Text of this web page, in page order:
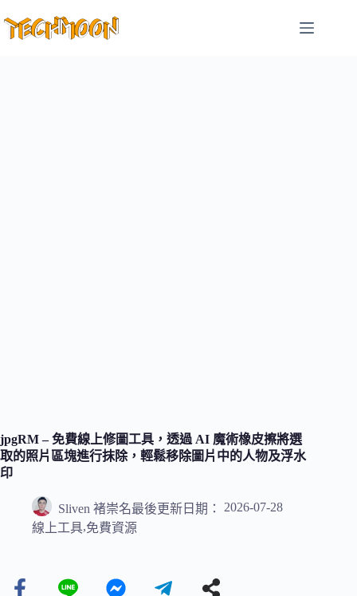
至
jpgRM – 免費線上修圖工具，透過 AI 魔術橡皮擦將選
取的照片區塊進行抹除，輕鬆移除圖片中的人物及浮水
印
Sliven 褚崇名最後更新日期：
2026-07-28
線上工具,免費資源